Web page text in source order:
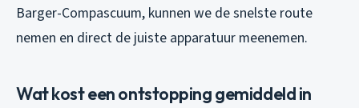
Barger-Compascuum, kunnen we de snelste route
nemen en direct de juiste apparatuur meenemen.
Wat kost een ontstopping gemiddeld in